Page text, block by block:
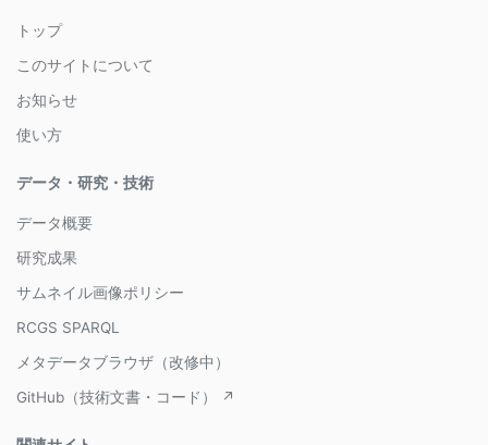
トップ
このサイトについて
お知らせ
使い方
データ・研究・技術
データ概要
研究成果
サムネイル画像ポリシー
RCGS SPARQL
メタデータブラウザ（改修中）
GitHub（技術文書・コード） ↗